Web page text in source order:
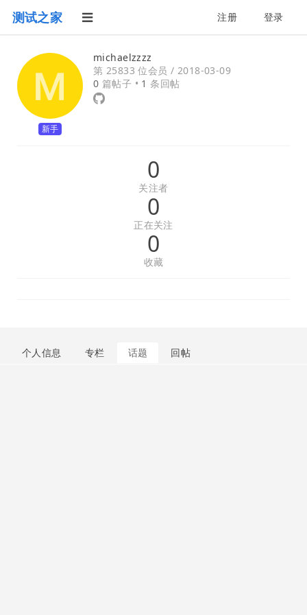
测试之家 注册 登录
新手
michaelzzzz
第 25833 位会员 / 2018-03-09
0 篇帖子 • 1 条回帖
0
关注者
0
正在关注
0
收藏
个人信息 专栏 话题 回帖